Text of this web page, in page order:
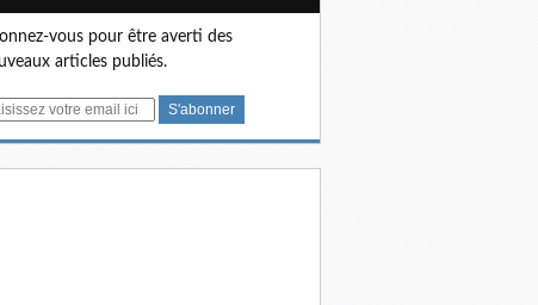
vous pour être averti des
articles publiés.